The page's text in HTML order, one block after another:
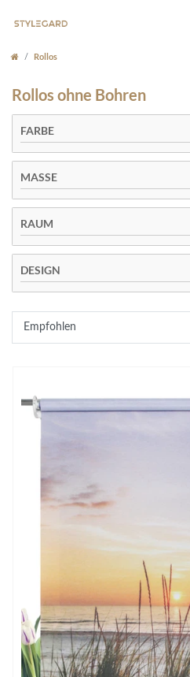
Rollos
Rollos ohne Bohren
FARBE
MASSE
RAUM
DESIGN